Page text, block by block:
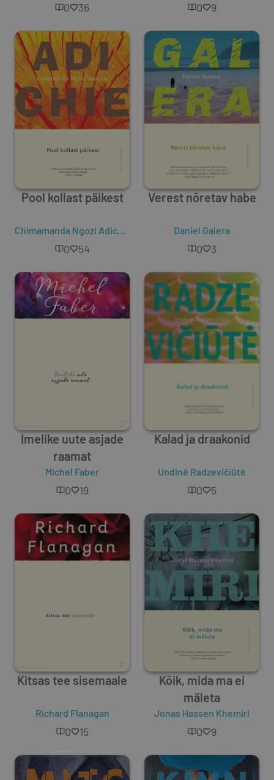
0 36 0 9
Pool kollast päikest
Chimamanda Ngozi Adichie
0 54
Verest nõretav habe
Daniel Galera
0 3
Imelike uute asjade
raamat
Michel Faber
0 19
Kalad ja draakonid
Undinė Radzevičiūtė
0 5
Kitsas tee sisemaale
Richard Flanagan
0 15
Kõik, mida ma ei
mäleta
Jonas Hassen Khemiri
0 9